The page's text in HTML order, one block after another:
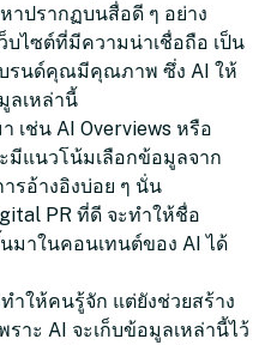
าปรากฏบนสื่อดี ๆ อย่าง
บไซต์ที่มีความน่าเชื่อถือ เป็น
รนด์คุณมีคุณภาพ ซึ่ง AI ให้
ลเหล่านี้
เช่น AI Overviews หรือ
มีแนวโน้มเลือกข้อมูลจาก
รอ้างอิงบ่อย ๆ นั่น
PR ที่ดี จะทำให้ชื่อ
าในคอนเทนต์ของ AI ได้
ำให้คนรู้จัก แต่ยังช่วยสร้าง
ราะ AI จะเก็บข้อมูลเหล่านี้ไว้